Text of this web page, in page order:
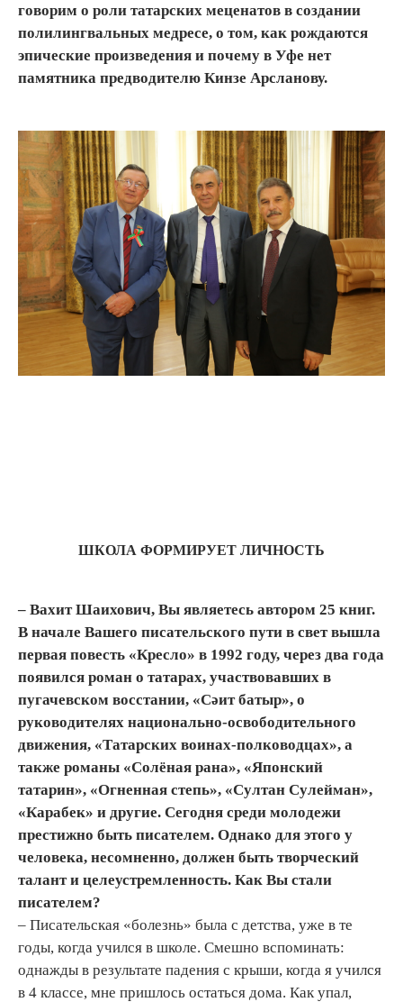
говорим о роли татарских меценатов в создании
полилингвальных медресе, о том, как рождаются
эпические произведения и почему в Уфе нет
памятника предводителю Кинзе Арсланову.
ШКОЛА ФОРМИРУЕТ ЛИЧНОСТЬ
– Вахит Шаихович, Вы являетесь автором 25 книг.
В начале Вашего писательского пути в свет вышла
первая повесть «Кресло» в 1992 году, через два года
появился роман о татарах, участвовавших в
пугачевском восстании, «Сәит батыр», о
руководителях национально-освободительного
движения, «Татарских воинах-полководцах», а
также романы «Солёная рана», «Японский
татарин», «Огненная степь», «Султан Сулейман»,
«Карабек» и другие. Сегодня среди молодежи
престижно быть писателем. Однако для этого у
человека, несомненно, должен быть творческий
талант и целеустремленность. Как Вы стали
писателем?
– Писательская «болезнь» была с детства, уже в те
годы, когда учился в школе. Смешно вспоминать:
однажды в результате падения с крыши, когда я учился
в 4 классе, мне пришлось остаться дома. Как упал,